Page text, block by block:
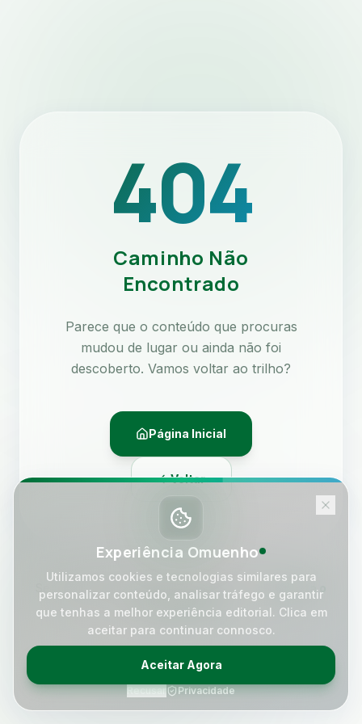
Experiência Omuenho
Utilizamos cookies e tecnologias similares para
personalizar conteúdo, analisar tráfego e garantir
que tenhas a melhor experiência editorial. Clica em
aceitar para continuar connosco.
Recusar Privacidade
Aceitar Agora
404
Caminho Não
Encontrado
Parece que o conteúdo que procuras
mudou de lugar ou ainda não foi
descoberto. Vamos voltar ao trilho?
Página Inicial
Voltar
Se acreditas que isto é um erro, por favor
contacta o
nosso suporte